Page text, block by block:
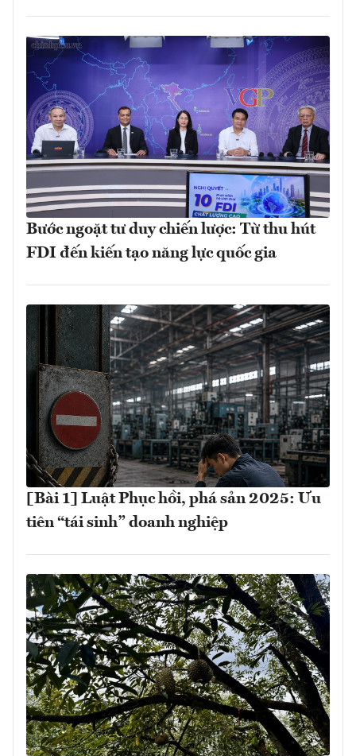
Bước ngoặt tư duy chiến lược: Từ thu hút
FDI đến kiến tạo năng lực quốc gia
[Bài 1] Luật Phục hồi, phá sản 2025: Ưu
tiên “tái sinh” doanh nghiệp